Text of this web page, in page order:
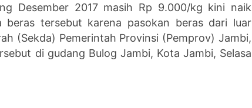
Desember 2017 masih Rp 9.000/kg kini naik
beras tersebut karena pasokan beras dari luar
(Sekda) Pemerintah Provinsi (Pemprov) Jambi,
di gudang Bulog Jambi, Kota Jambi, Selasa